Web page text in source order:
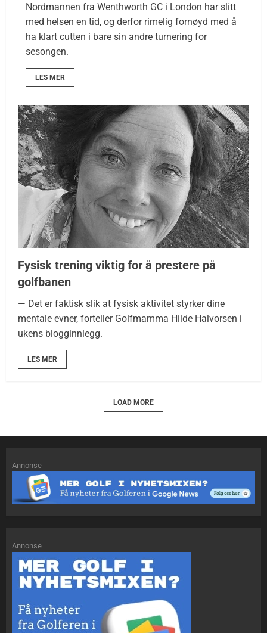
Nordmannen fra Wenthworth GC i London har slitt
med helsen en tid, og derfor rimelig fornøyd med å
ha klart cutten i bare sin andre turnering for
sesongen.
LES MER
Fysisk trening viktig for å prestere på
golfbanen
— Det er faktisk slik at fysisk aktivitet styrker dine
mentale evner, forteller Golfmamma Hilde Halvorsen i
ukens blogginnlegg.
LES MER
LOAD MORE
Annonse
Annonse